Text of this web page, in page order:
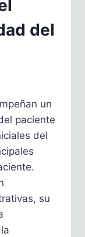
del
un
paciente
del
su